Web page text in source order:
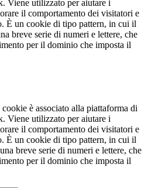
Viene utilizzato per aiutare i
il comportamento dei visitatori e
È un cookie di tipo pattern, in cui il
breve serie di numeri e lettere, che
per il dominio che imposta il
è associato alla piattaforma di
Viene utilizzato per aiutare i
il comportamento dei visitatori e
È un cookie di tipo pattern, in cui il
breve serie di numeri e lettere, che
per il dominio che imposta il